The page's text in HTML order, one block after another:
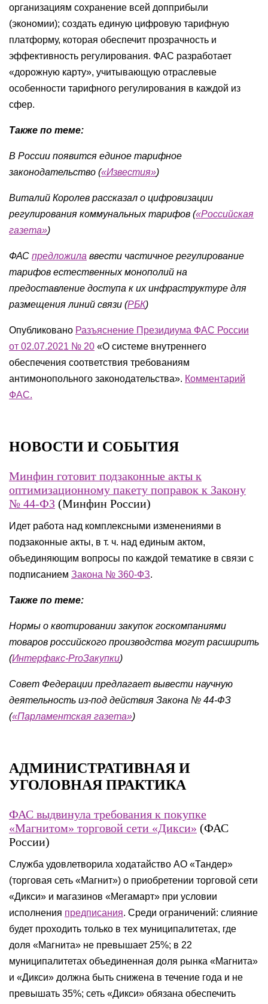
организациям сохранение всей допприбыли
(экономии); создать единую цифровую тарифную
платформу, которая обеспечит прозрачность и
эффективность регулирования. ФАС разработает
«дорожную карту», учитывающую отраслевые
особенности тарифного регулирования в каждой из
сфер.
Также по теме:
В России появится единое тарифное
законодательство («Известия»)
Виталий Королев рассказал о цифровизации
регулирования коммунальных тарифов («Российская
газета»)
ФАС предложила ввести частичное регулирование
тарифов естественных монополий на
предоставление доступа к их инфраструктуре для
размещения линий связи (РБК)
Опубликовано Разъяснение Президиума ФАС России
от 02.07.2021 № 20 «О системе внутреннего
обеспечения соответствия требованиям
антимонопольного законодательства». Комментарий
ФАС.
НОВОСТИ И СОБЫТИЯ
Минфин готовит подзаконные акты к
оптимизационному пакету поправок к Закону
№ 44-ФЗ (Минфин России)
Идет работа над комплексными изменениями в
подзаконные акты, в т. ч. над единым актом,
объединяющим вопросы по каждой тематике в связи с
подписанием Закона № 360-ФЗ.
Также по теме:
Нормы о квотировании закупок госкомпаниями
товаров российского производства могут расширить
(Интерфакс-ProЗакупки)
Совет Федерации предлагает вывести научную
деятельность из-под действия Закона № 44-ФЗ
(«Парламентская газета»)
АДМИНИСТРАТИВНАЯ И
УГОЛОВНАЯ ПРАКТИКА
ФАС выдвинула требования к покупке
«Магнитом» торговой сети «Дикси» (ФАС
России)
Служба удовлетворила ходатайство АО «Тандер»
(торговая сеть «Магнит») о приобретении торговой сети
«Дикси» и магазинов «Мегамарт» при условии
исполнения предписания. Среди ограничений: слияние
будет проходить только в тех муниципалитетах, где
доля «Магнита» не превышает 25%; в 22
муниципалитетах объединенная доля рынка «Магнита»
и «Дикси» должна быть снижена в течение года и не
превышать 35%; сеть «Дикси» обязана обеспечить